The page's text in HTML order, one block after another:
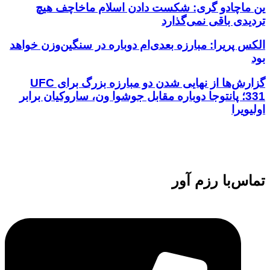
گری: شکست دادن اسلام ماخاچف هیچ
باقی نمی‌گذارد
پریرا: مبارزه بعدی‌ام دوباره در سنگین‌وزن خواهد
گزارش‌ها از نهایی شدن دو مبارزه بزرگ برای UFC
331؛ پانتوجا دوباره مقابل جوشوا ون، ساروکیان برابر
رزم آور